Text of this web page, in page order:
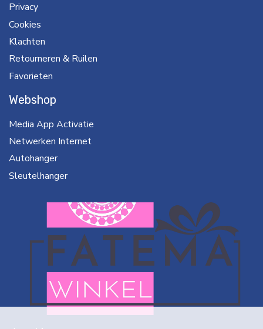
Privacy
Cookies
Klachten
Retourneren & Ruilen
Favorieten
Webshop
Media App Activatie
Netwerken Internet
Autohanger
Sleutelhanger